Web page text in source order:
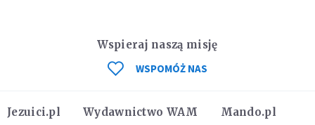
Jezuici.pl Wydawnictwo WAM Mando.pl
Wspieraj naszą misję
WSPOMÓŻ NAS